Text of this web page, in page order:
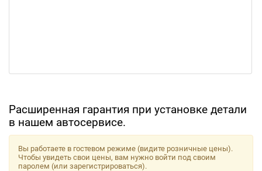
Расширенная гарантия при установке детали
в нашем автосервисе.
Вы работаете в гостевом режиме (видите розничные цены).
Чтобы увидеть свои цены, вам нужно войти под своим
паролем (или зарегистрироваться).